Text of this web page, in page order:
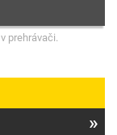
v prehrávači.
»